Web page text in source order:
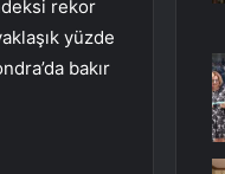
rekor
yüzde
bakır